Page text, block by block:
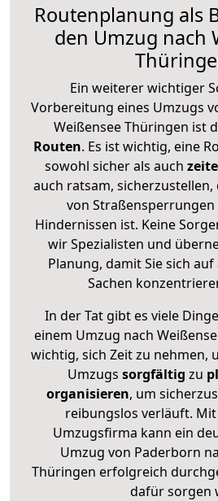
Routenplanung als
den Umzug nach
Ein weiterer wichtiger
Vorbereitung eines Umzugs
Weißensee Thüringen ist
Routen. Es ist wichtig, eine
sowohl sicher als auch
auch ratsam, sicherzustellen,
von
Hindernissen ist. Keine
wir Spezialisten und
Planung, damit Sie sich
Sachen
In der Tat gibt es viele
einem Umzug nach
wichtig, sich Zeit zu nehmen,
Umzugs sorgfältig zu
organisieren, um
reibungslos verläuft.
Umzugsfirma kann ein
Umzug von Paderborn
Thüringen erfolgreich
dafür sorgen